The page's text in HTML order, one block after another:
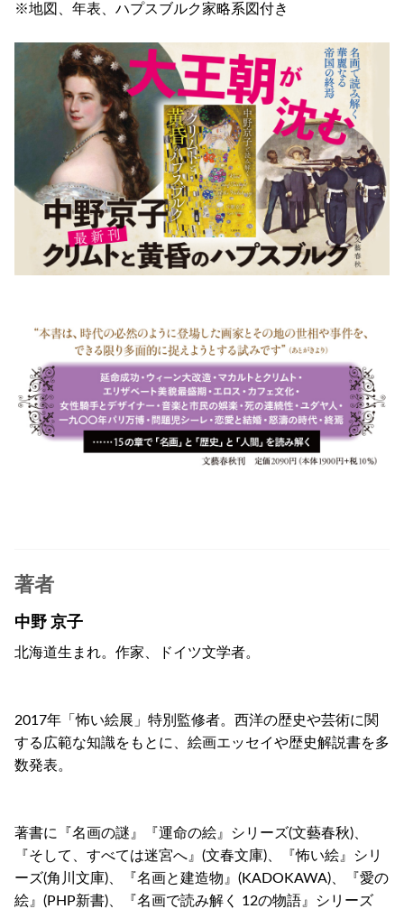
※地図、年表、ハプスブルク家略系図付き
著者
中野 京子
北海道生まれ。作家、ドイツ文学者。
2017年「怖い絵展」特別監修者。西洋の歴史や芸術に関
する広範な知識をもとに、絵画エッセイや歴史解説書を多
数発表。
著書に『名画の謎』『運命の絵』シリーズ(文藝春秋)、
『そして、すべては迷宮へ』(文春文庫)、『怖い絵』シリ
ーズ(角川文庫)、『名画と建造物』(KADOKAWA)、『愛の
絵』(PHP新書)、『名画で読み解く 12の物語』シリーズ